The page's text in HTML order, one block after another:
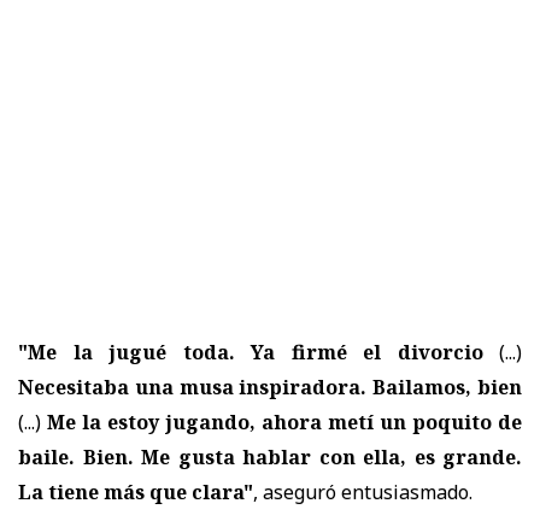
"Me la jugué toda. Ya firmé el divorcio(...)
Necesitaba una musa inspiradora. Bailamos, bien
(...) Me la estoy jugando, ahora metí un poquito de
baile. Bien. Me gusta hablar con ella, es grande.
La tiene más que clara", aseguró entusiasmado.